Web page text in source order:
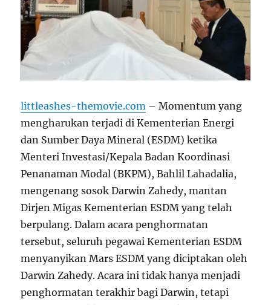
littleashes-themovie.com –Momentum yang
mengharukan terjadi di Kementerian Energi
dan Sumber Daya Mineral (ESDM) ketika
Menteri Investasi/Kepala Badan Koordinasi
Penanaman Modal (BKPM), Bahlil Lahadalia,
mengenang sosok Darwin Zahedy, mantan
Dirjen Migas Kementerian ESDM yang telah
berpulang. Dalam acara penghormatan
tersebut, seluruh pegawai Kementerian ESDM
menyanyikan Mars ESDM yang diciptakan oleh
Darwin Zahedy. Acara ini tidak hanya menjadi
penghormatan terakhir bagi Darwin, tetapi